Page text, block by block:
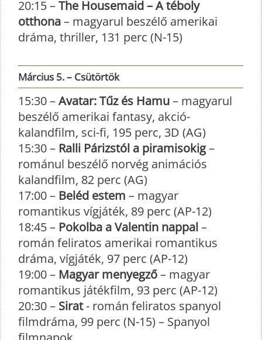
20:15 –The Housemaid – A téboly
otthona– magyarul beszélő amerikai
dráma, thriller, 131 perc (N-15)
Március 5. – Csütörtök
15:30 –Avatar: Tűz és Hamu– magyarul
beszélő amerikai fantasy, akció-
kalandfilm, sci-fi, 195 perc, 3D (AG)
15:30 – Ralli Párizstól a piramisokig–
románul beszélő norvég animációs
kalandfilm, 82 perc (AG)
17:00 – Beléd estem – magyar
romantikus vígjáték, 89 perc (AP-12)
18:45 – Pokolba a Valentin nappal–
román feliratos amerikai romantikus
dráma, vígjáték, 97 perc (AP-12)
19:00 – Magyar menyegző– magyar
romantikus játékfilm, 93 perc (AP-12)
20:30 – Sirat- román feliratos spanyol
filmdráma, 99 perc (N-15) – Spanyol